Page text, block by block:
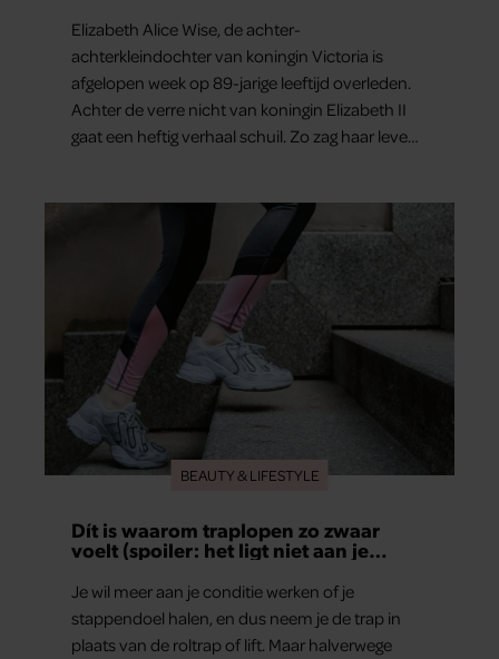
Elizabeth Alice Wise, de achter-
achterkleindochter van koningin Victoria is
afgelopen week op 89-jarige leeftijd overleden.
Achter de verre nicht van koningin Elizabeth II
gaat een heftig verhaal schuil. Zo zag haar leven
BEAUTY & LIFESTYLE
Dít is waarom traplopen zo zwaar
voelt (spoiler: het ligt niet aan je
Je wil meer aan je conditie werken of je
stappendoel halen, en dus neem je de trap in
plaats van de roltrap of lift. Maar halverwege